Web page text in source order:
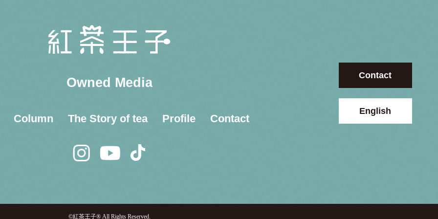
Owned Media
Column The Story of tea Profile Contact
Contact
English
©紅茶王子® All Rights Reserved.